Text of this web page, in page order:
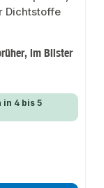
im Blister
4 bis 5